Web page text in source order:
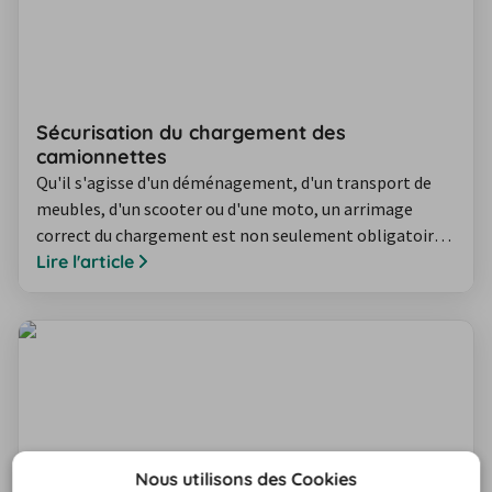
Sécurisation du chargement des
camionnettes
Qu'il s'agisse d'un déménagement, d'un transport de
meubles, d'un scooter ou d'une moto, un arrimage
correct du chargement est non seulement obligatoire,
mais également indispensable pour ta sécurité et celle
Lire l'article
Nous utilisons des Cookies